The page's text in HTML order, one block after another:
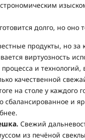
долго, но оно
продукты, но за
виртуозность
и
качественной
на столе у каждого
сбалансированное и
Свежий
из печёной